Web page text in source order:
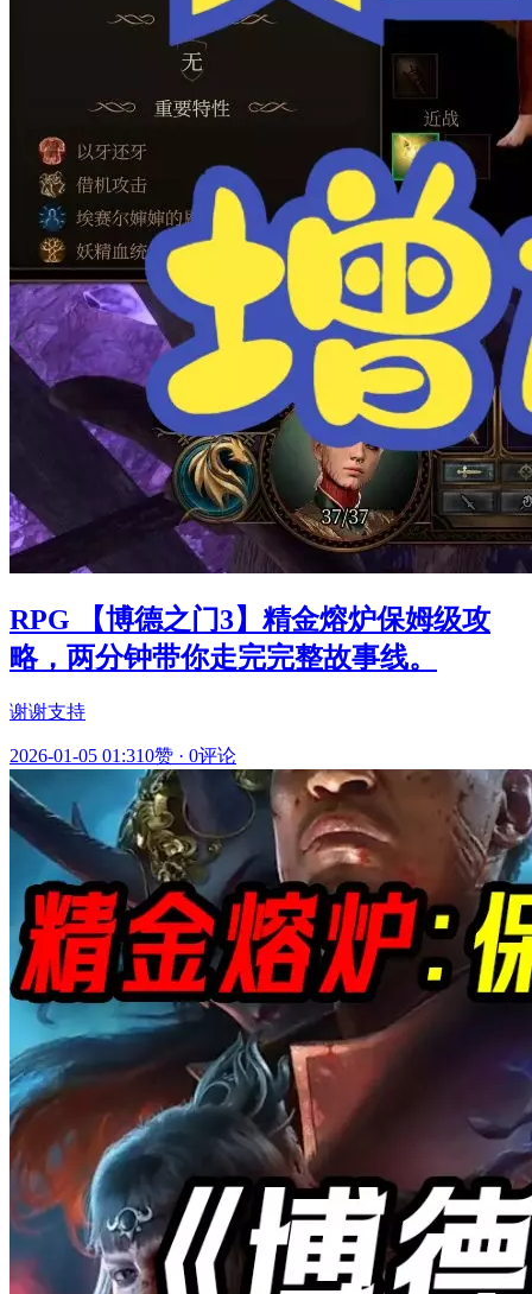
RPG 【博德之门3】精金熔炉保姆级攻
略，两分钟带你走完完整故事线。
谢谢支持
2026-01-05 01:310赞 · 0评论